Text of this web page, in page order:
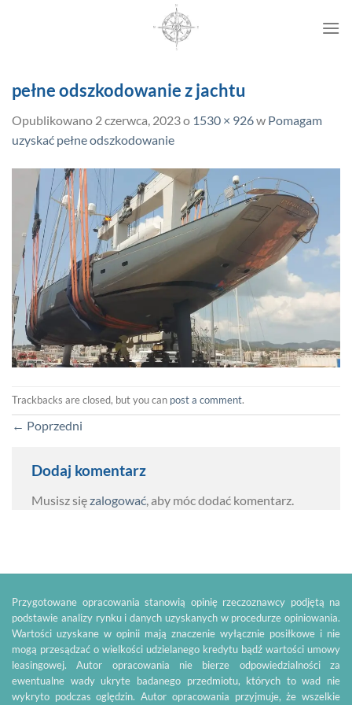
pełne odszkodowanie z jachtu
Opublikowano 2 czerwca, 2023o 1530 × 926w Pomagam
uzyskać pełne odszkodowanie
Trackbacks are closed, but you can post a comment.
← Poprzedni
Dodaj komentarz
Musisz sięzalogować , aby móc dodać komentarz.
Przygotowane opracowania stanowią opinię rzeczoznawcy podjętą na
podstawie analizy rynku i danych uzyskanych w procedurze opiniowania.
Wartości uzyskane w opinii mają znaczenie wyłącznie posiłkowe i nie
mogą przesądzać o wielkości udzielanego kredytu bądź wartości umowy
leasingowej. Autor opracowania nie bierze odpowiedzialności za
ewentualne wady ukryte badanego przedmiotu, których to wad nie
wykryto podczas oględzin. Autor opracowania przyjmuje, że wszelkie